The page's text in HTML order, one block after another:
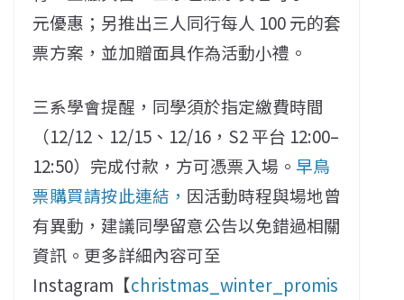
元優惠；另推出三人同行每人 100 元的套
票方案，並加贈面具作為活動小禮。
三系學會提醒，同學須於指定繳費時間
（12/12、12/15、12/16，S2 平台 12:00–
12:50）完成付款，方可憑票入場。 早鳥
票購買請按此連結， 因活動時程與場地曾
有異動，建議同學留意公告以免錯過相關
資訊。更多詳細內容可至
Instagram【christmas_winter_promis